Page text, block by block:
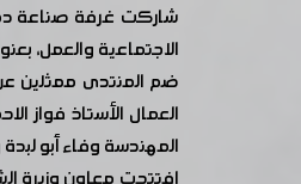
شاركت غرفة صناعة
الاجتماعية والعمل،
ضم المنتدى ممثلين عن
العمال الأستاذ فواز
المهندسة وفاء أبو